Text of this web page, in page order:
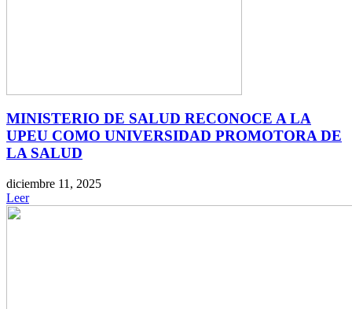
MINISTERIO DE SALUD RECONOCE A LA
UPEU COMO UNIVERSIDAD PROMOTORA DE
LA SALUD
diciembre 11, 2025
Leer